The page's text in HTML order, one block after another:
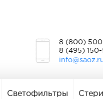
8 (800)
8 (495) 150-
Светофильтры